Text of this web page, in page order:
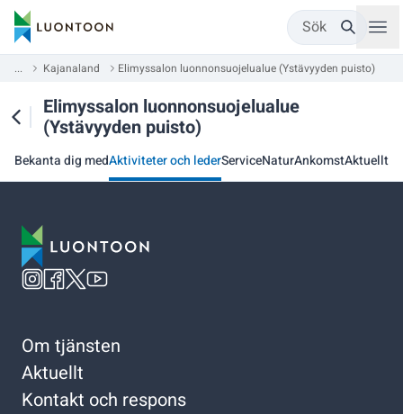
Sök
... Kajanaland Elimyssalon luonnonsuojelualue (Ystävyyden puisto)
Elimyssalon luonnonsuojelualue
(Ystävyyden puisto)
Bekanta dig medAktiviteter och lederServiceNaturAnkomstAktuellt
Om tjänsten
Aktuellt
Kontakt och respons